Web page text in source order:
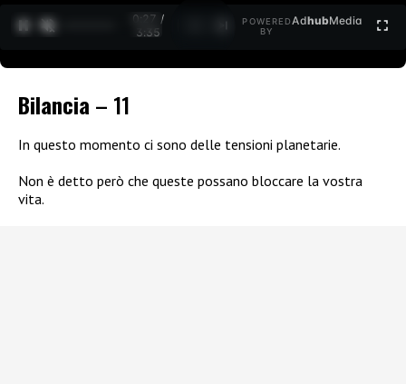
0:27 /
3:35
POWERED
BY
AdhubMedia
Bilancia – 11
In questo momento ci sono delle tensioni planetarie.
Non è detto però che queste possano bloccare la vostra
vita.